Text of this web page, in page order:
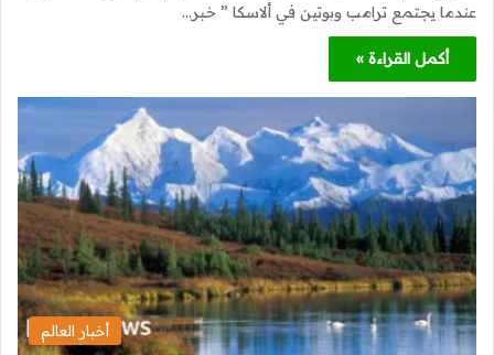
عندما يجتمع ترامب وبوتين في ألاسكا ” خبر…
أكمل القراءة »
أخبار العالم